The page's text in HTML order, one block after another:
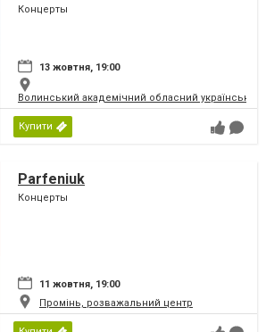
Концерты
13 жовтня, 19:00
Волинський академічний обласний
Купити
Parfeniuk
Концерты
11 жовтня, 19:00
Промінь, розважальний центр